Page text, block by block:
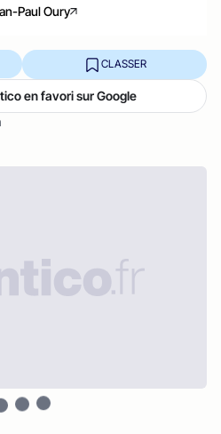
Paul Oury
CLASSER
en favori sur Google